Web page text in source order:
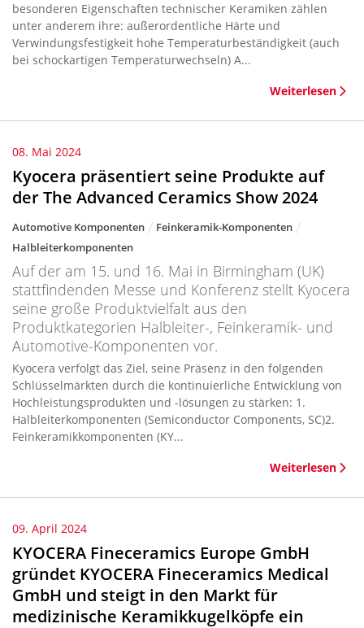
besonderen Eigenschaften technischer Keramiken zählen
unter anderem ihre: außerordentliche Härte und
Verwindungsfestigkeit hohe Temperaturbeständigkeit (auch
bei schockartigen Temperaturwechseln) A...
Weiterlesen
08. Mai 2024
Kyocera präsentiert seine Produkte auf
der The Advanced Ceramics Show 2024
Automotive Komponenten
Feinkeramik-Komponenten
Halbleiterkomponenten
Auf der am 15. und 16. Mai in Birmingham (UK)
stattfindenden Messe und Konferenz stellt Kyocera
seine große Produktvielfalt aus den
Produktkategorien Halbleiter-, Feinkeramik- und
Automotive-Komponenten vor.
Kyocera verfolgt das Ziel, seine Präsenz in den folgenden
Schlüsselmärkten durch die kontinuierliche Entwicklung von
Hochleistungsprodukten und -lösungen zu stärken: 1.
Halbleiterkomponenten (Semiconductor Components, SC)2.
Feinkeramikkomponenten (KY...
Weiterlesen
09. April 2024
KYOCERA Fineceramics Europe GmbH
gründet KYOCERA Fineceramics Medical
GmbH und steigt in den Markt für
medizinische Keramikkugelköpfe ein